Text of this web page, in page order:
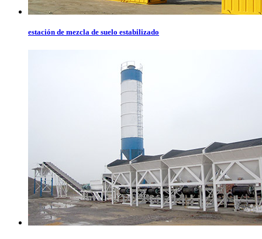
estación de mezcla de suelo estabilizado